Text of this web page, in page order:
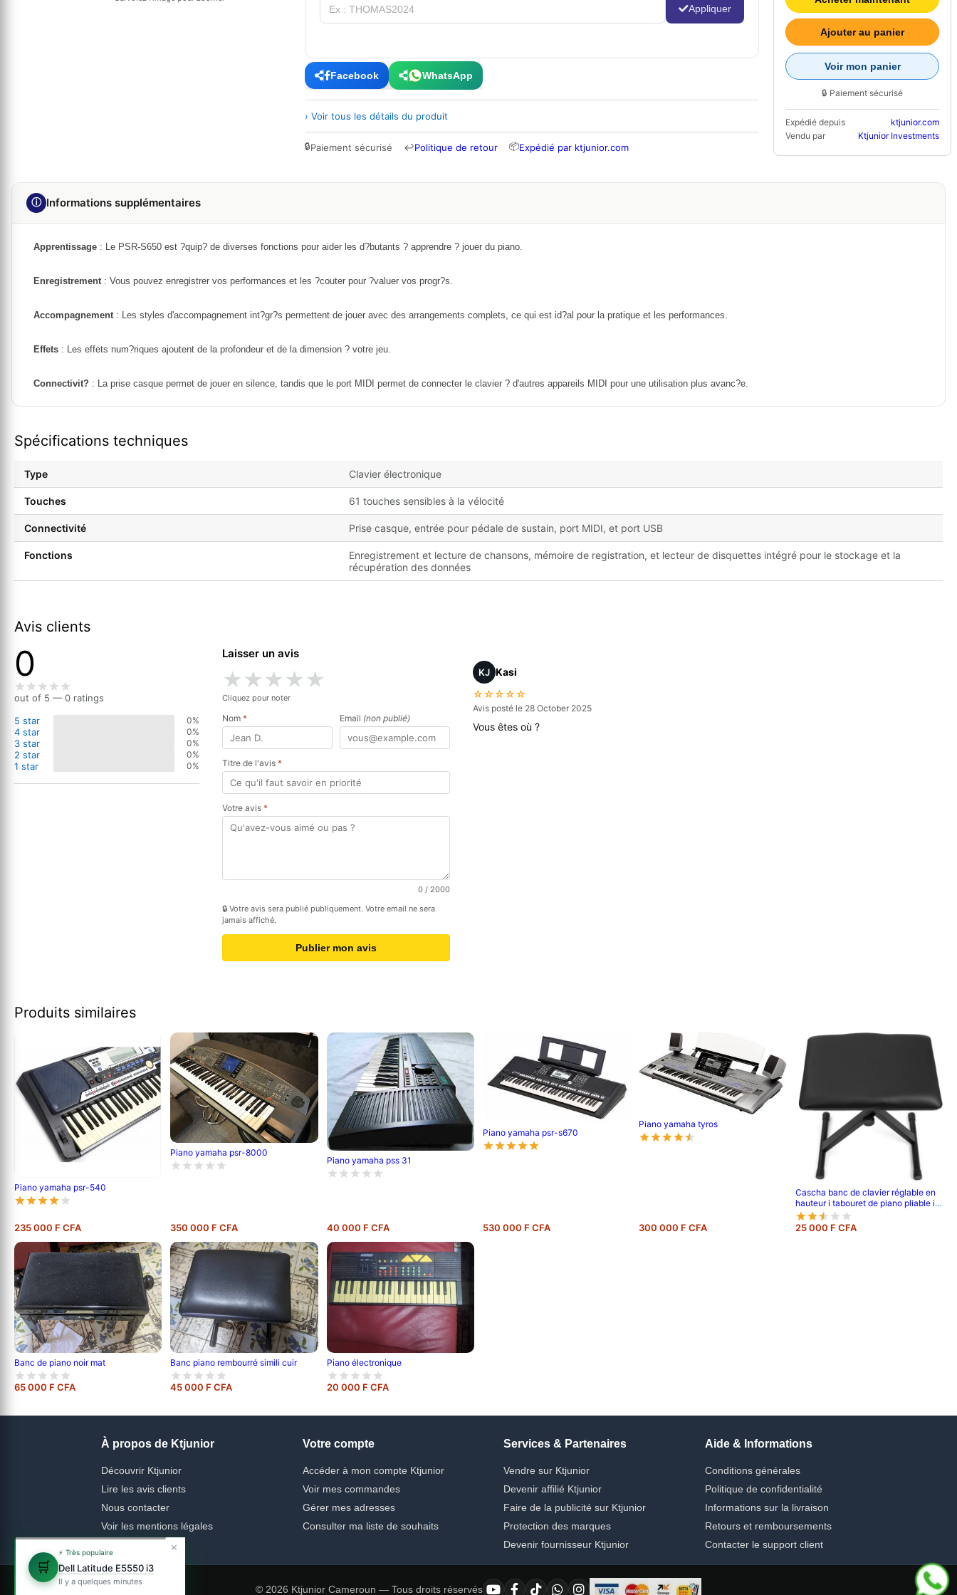
Appliquer
Facebook WhatsApp
› Voir tous les détails du produit
🔒Paiement sécurisé ↩Politique de retour 📦Expédié par ktjunior.com
Ajouter au panier
Voir mon panier
🔒 Paiement sécurisé
Expédié depuis
ktjunior.com
Vendu par
Ktjunior Investments
ⓘ Informations supplémentaires
Apprentissage : Le PSR-S650 est ?quip? de diverses fonctions pour aider les d?butants ? apprendre ? jouer du piano.
Enregistrement : Vous pouvez enregistrer vos performances et les ?couter pour ?valuer vos progr?s.
Accompagnement : Les styles d'accompagnement int?gr?s permettent de jouer avec des arrangements complets, ce qui est id?al pour la pratique et les performances.
Effets : Les effets num?riques ajoutent de la profondeur et de la dimension ? votre jeu.
Connectivit? : La prise casque permet de jouer en silence, tandis que le port MIDI permet de connecter le clavier ? d'autres appareils MIDI pour une utilisation plus avanc?e.
Spécifications techniques
Type Clavier électronique
Touches 61 touches sensibles à la vélocité
Connectivité Prise casque, entrée pour pédale de sustain, port MIDI, et port USB
Fonctions
Enregistrement et lecture de chansons, mémoire de registration, et lecteur de disquettes intégré pour le stockage et la
récupération des données
Avis clients
0
out of 5 — 0 ratings
5 star
0%
4 star 0%
3 star 0%
2 star 0%
1 star 0%
Laisser un avis
★★★★★
Cliquez pour noter
Nom * Email (non publié)
Titre de l'avis *
Votre avis *
0 / 2000
🔒 Votre avis sera publié publiquement. Votre email ne sera
jamais affiché.
Publier mon avis
KJ Kasi
☆☆☆☆☆
Avis posté le 28 October 2025
Vous êtes où ?
Produits similaires
Piano yamaha psr-540
235 000 F CFA
Piano yamaha psr-8000
350 000 F CFA
Piano yamaha pss 31
40 000 F CFA
Piano yamaha psr-s670
530 000 F CFA
Piano yamaha tyros
300 000 F CFA
Cascha banc de clavier réglable en
hauteur i tabouret de piano pliable i
banc de piano rembourré & facile à
nettoyer i recouvert de simili cuir noir
25 000 F CFA
Banc de piano noir mat
65 000 F CFA
Banc piano rembourré simili cuir
45 000 F CFA
Piano électronique
20 000 F CFA
À propos de Ktjunior
Découvrir Ktjunior
Lire les avis clients
Nous contacter
Voir les mentions légales
Votre compte
Accéder à mon compte Ktjunior
Voir mes commandes
Gérer mes adresses
Consulter ma liste de souhaits
Services & Partenaires
Vendre sur Ktjunior
Devenir affilié Ktjunior
Faire de la publicité sur Ktjunior
Protection des marques
Devenir fournisseur Ktjunior
Aide & Informations
Conditions générales
Politique de confidentialité
Informations sur la livraison
Retours et remboursements
Contacter le support client
© 2026 Ktjunior Cameroun — Tous droits réservés
🛒
⚡ Très populaire
Dell Latitude E5550 i3
Il y a quelques minutes
✕